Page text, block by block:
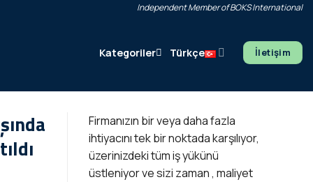
Independent Member of BOKS International
Kategoriler Türkçe İletişim
Firmanızın bir veya daha fazla
ihtiyacını tek bir noktada karşılıyor,
üzerinizdeki tüm iş yükünü
üstleniyor ve sizi zaman , maliyet